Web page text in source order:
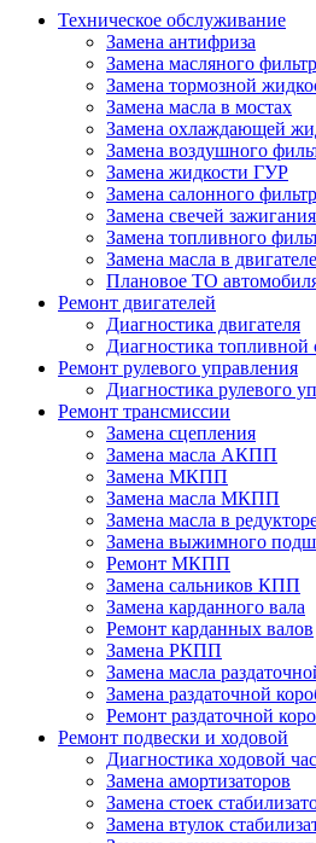
Техническое обслуживание
Замена антифриза
Замена масляного
Замена тормозной
Замена масла в мостах
Замена охлаждающей
Замена воздушного
Замена жидкости ГУР
Замена салонного
Замена свечей зажигания
Замена топливного
Замена масла в двигателе
Плановое ТО
Ремонт двигателей
Диагностика двигателя
Диагностика топливной
Ремонт рулевого управления
Диагностика рулевого
Ремонт трансмиссии
Замена сцепления
Замена масла АКПП
Замена МКПП
Замена масла МКПП
Замена масла в
Замена выжимного
Ремонт МКПП
Замена сальников КПП
Замена карданного вала
Ремонт карданных валов
Замена РКПП
Замена масла
Замена раздаточной
Ремонт раздаточной
Ремонт подвески и ходовой
Диагностика ходовой
Замена амортизаторов
Замена стоек
Замена втулок